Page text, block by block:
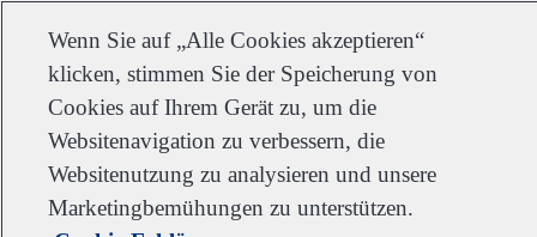
Go to home
Jump to navigation
Jump to content
Kundendienst Kontakt Newsletter Karriere Lieferanten
Austria
Au
str
ali
Australia
Au
Wenn Sie auf „Alle Cookies akzeptieren“
klicken, stimmen Sie der Speicherung von
Cookies auf Ihrem Gerät zu, um die
Websitenavigation zu verbessern, die
Websitenutzung zu analysieren und unsere
Marketingbemühungen zu unterstützen.